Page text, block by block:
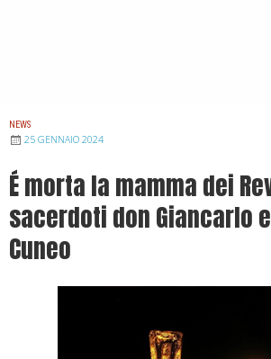
NEWS
25 GENNAIO 2024
É morta la mamma dei
sacerdoti don Giancarlo
Cuneo